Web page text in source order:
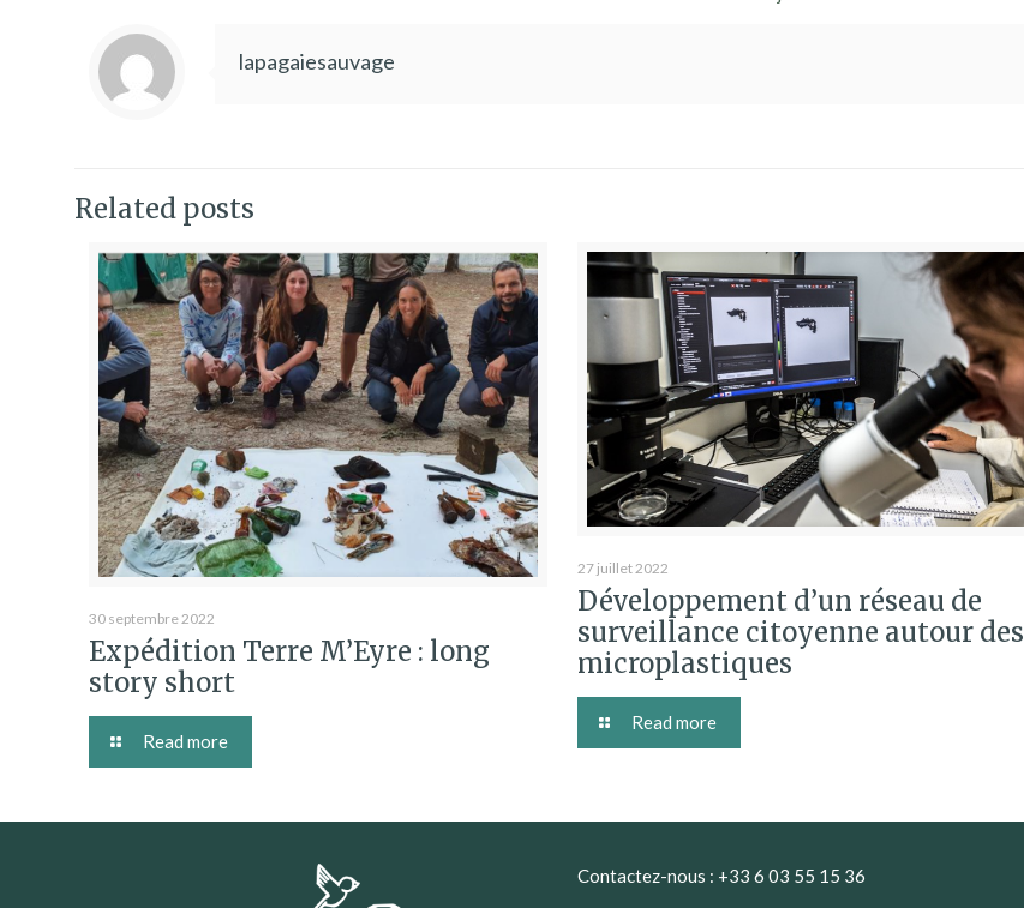
lapagaiesauvage
Related posts
30 septembre 2022
Expédition Terre M’Eyre : long
story short
Read more
27 juillet 2022
Développement d’un réseau de
surveillance citoyenne autour des
microplastiques
Read more
Contactez-nous : +33 6 03 55 15 36